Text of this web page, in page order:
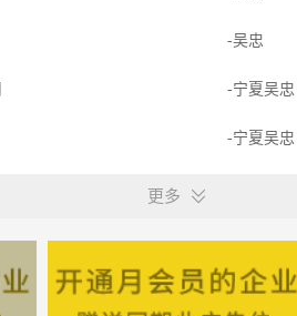
-吴忠
-宁夏吴忠
-宁夏吴忠
-宁夏吴忠
更多